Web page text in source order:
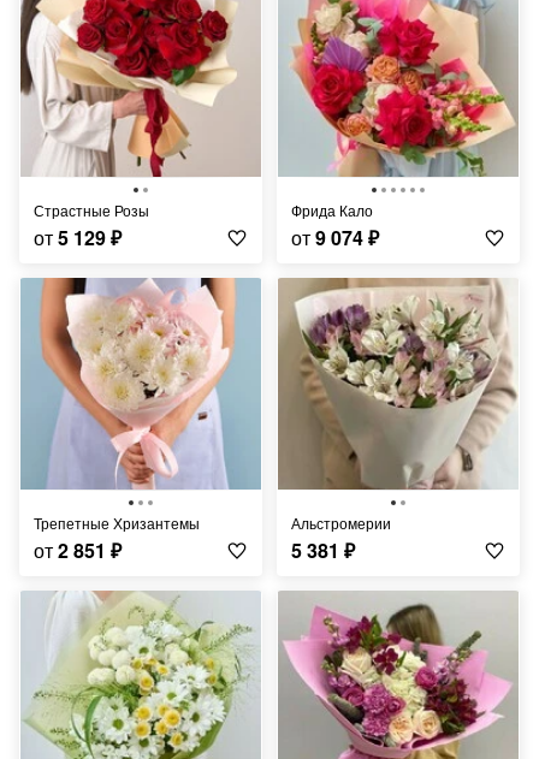
Страстные Розы
от5 129₽
Фрида Кало
от9 074₽
Трепетные Хризантемы
от2 851 ₽
Альстромерии
5 381 ₽